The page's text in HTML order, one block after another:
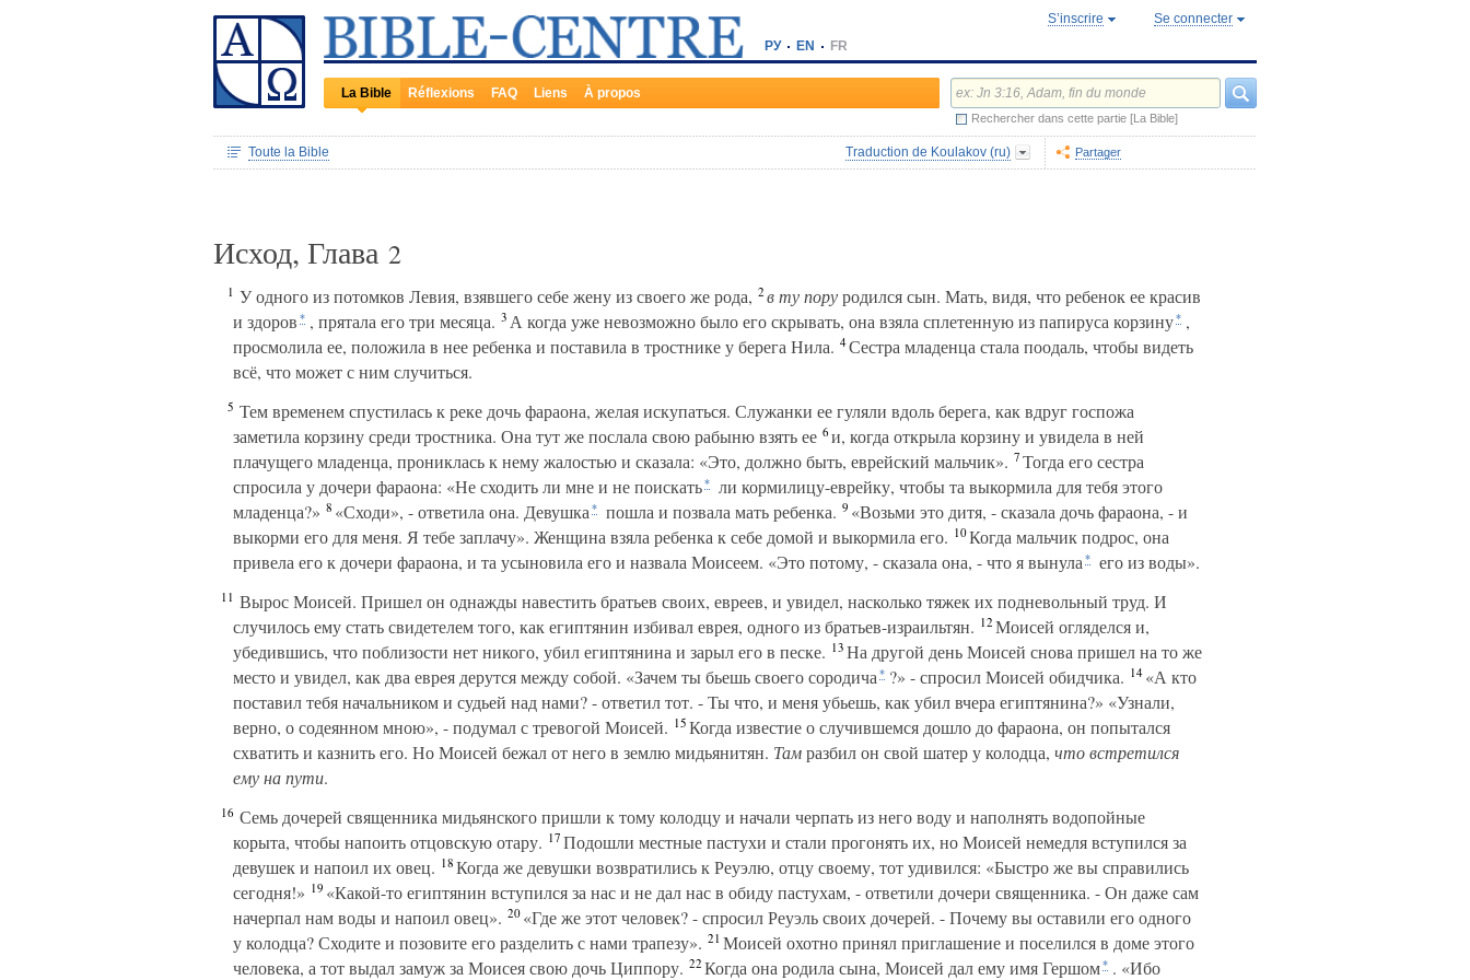
РУ EN FR
S’inscrire Se connecter
La Bible Réflexions FAQ Liens À propos
Rechercher dans cette partie [La Bible]
Toute la Bible Traduction de Koulakov (ru) Partager
Исход, Глава 2
1 У одного из потомков Левия, взявшего себе жену из своего же рода, 2 в ту поруродился сын. Мать, видя, что ребенок ее красив
и здоров * , прятала его три месяца. 3А когда уже невозможно было его скрывать, она взяла сплетенную из папируса корзину* ,
просмолила ее, положила в нее ребенка и поставила в тростнике у берега Нила. 4Сестра младенца стала поодаль, чтобы видеть
всё, что может с ним случиться.
5 Тем временем спустилась к реке дочь фараона, желая искупаться. Служанки ее гуляли вдоль берега, как вдруг госпожа
заметила корзину среди тростника. Она тут же послала свою рабыню взять ее 6и, когда открыла корзину и увидела в ней
плачущего младенца, прониклась к нему жалостью и сказала: «Это, должно быть, еврейский мальчик». 7Тогда его сестра
спросила у дочери фараона: «Не сходить ли мне и не поискать*
ли кормилицу-еврейку, чтобы та выкормила для тебя этого
младенца?» 8«Сходи», - ответила она. Девушка * пошла и позвала мать ребенка. 9«Возьми это дитя, - сказала дочь фараона, - и
выкорми его для меня. Я тебе заплачу». Женщина взяла ребенка к себе домой и выкормила его. 10Когда мальчик подрос, она
привела его к дочери фараона, и та усыновила его и назвала Моисеем. «Это потому, - сказала она, - что я вынула * его из воды».
11 Вырос Моисей. Пришел он однажды навестить братьев своих, евреев, и увидел, насколько тяжек их подневольный труд. И
случилось ему стать свидетелем того, как египтянин избивал еврея, одного из братьев-израильтян. 12Моисей огляделся и,
убедившись, что поблизости нет никого, убил египтянина и зарыл его в песке. 13На другой день Моисей снова пришел на то же
место и увидел, как два еврея дерутся между собой. «Зачем ты бьешь своего сородича * ?» - спросил Моисей обидчика. 14«А кто
поставил тебя начальником и судьей над нами? - ответил тот. - Ты что, и меня убьешь, как убил вчера египтянина?» «Узнали,
верно, о содеянном мною», - подумал с тревогой Моисей. 15Когда известие о случившемся дошло до фараона, он попытался
схватить и казнить его. Но Моисей бежал от него в землю мидьянитян. Тамразбил он свой шатер у колодца, что встретился
ему на пути.
16 Семь дочерей священника мидьянского пришли к тому колодцу и начали черпать из него воду и наполнять водопойные
корыта, чтобы напоить отцовскую отару. 17Подошли местные пастухи и стали прогонять их, но Моисей немедля вступился за
девушек и напоил их овец. 18Когда же девушки возвратились к Реуэлю, отцу своему, тот удивился: «Быстро же вы справились
сегодня!» 19«Какой-то египтянин вступился за нас и не дал нас в обиду пастухам, - ответили дочери священника. - Он даже сам
начерпал нам воды и напоил овец». 20«Где же этот человек? - спросил Реуэль своих дочерей. - Почему вы оставили его одного
у колодца? Сходите и позовите его разделить с нами трапезу». 21Моисей охотно принял приглашение и поселился в доме этого
человека, а тот выдал замуж за Моисея свою дочь Циппору. 22Когда она родила сына, Моисей дал ему имя Гершом* . «Ибо